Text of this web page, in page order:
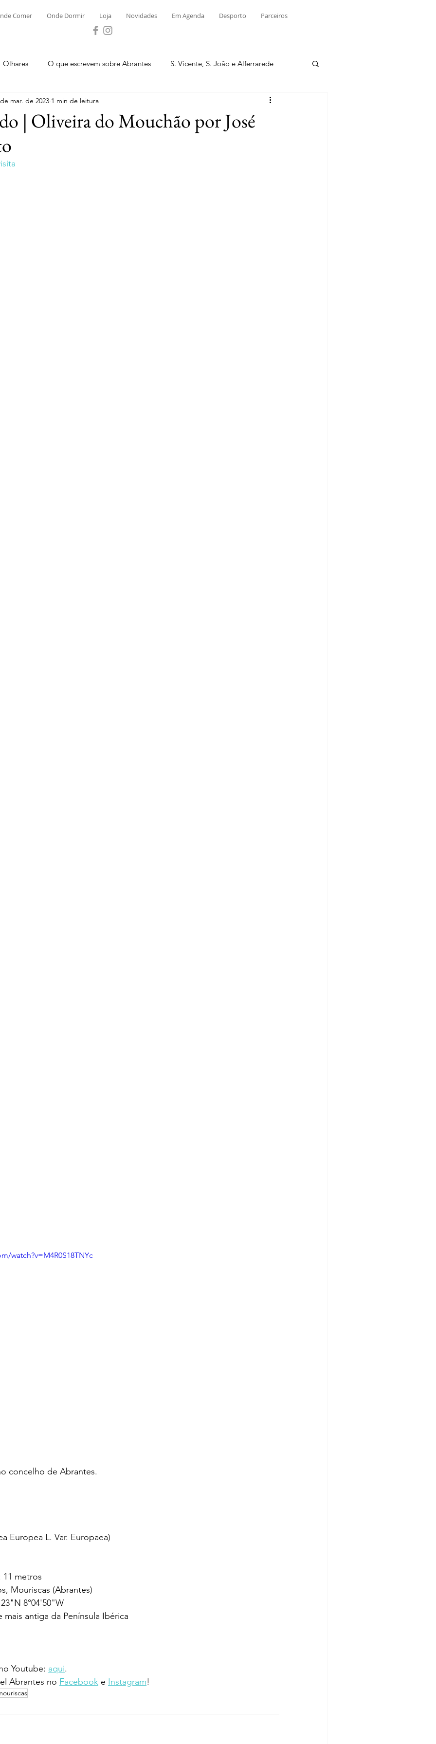
Comer Onde Dormir Loja Novidades Em Agenda Desporto Parceiros
Olhares O que escrevem sobre Abrantes S. Vicente, S. João e Alferrarede
e Concavada Bemposta
| Oliveira do Mouchão por José
mar. de 2023 1 min de leitura
watch?v=M4R0S18TNYc
concelho de Abrantes.
Europea L. Var. Europaea)
metros
Mouriscas (Abrantes)
8°04'50"W
mais antiga da Península Ibérica
Youtube: aqui.
Abrantes no Facebook e Instagram!